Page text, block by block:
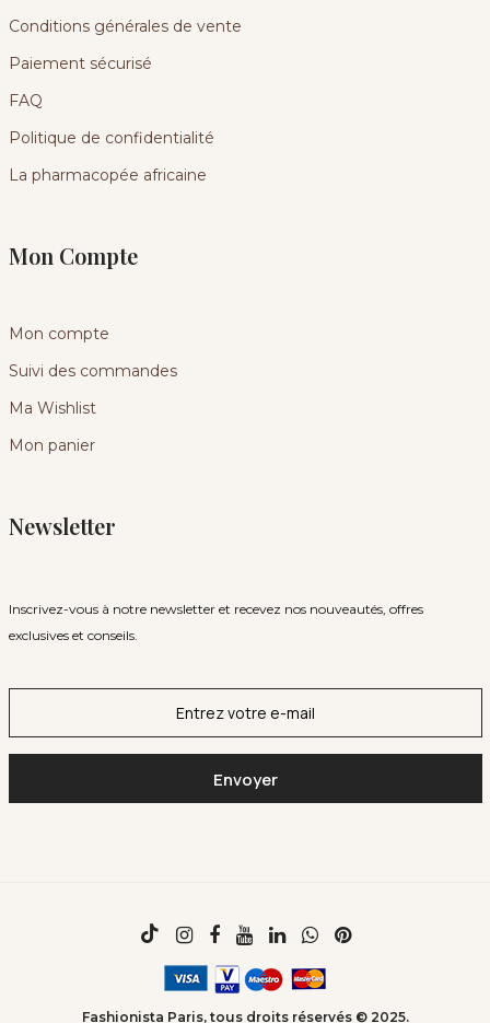
Conditions générales de vente
Paiement sécurisé
FAQ
Politique de confidentialité
La pharmacopée africaine
Mon Compte
Mon compte
Suivi des commandes
Ma Wishlist
Mon panier
Newsletter
Inscrivez-vous à notre newsletter et recevez nos nouveautés, offres
exclusives et conseils.
Fashionista Paris, tous droits réservés © 2025.